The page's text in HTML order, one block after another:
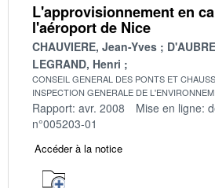
L'approvisionnement en
l'aéroport de Nice
CHAUVIERE, Jean-Yves
LEGRAND, Henri
CONSEIL GENERAL DES PONTS ET
INSPECTION GENERALE DE
Rapport: avr. 2008 Mise en ligne:
n°005203-01
Accéder à la notice